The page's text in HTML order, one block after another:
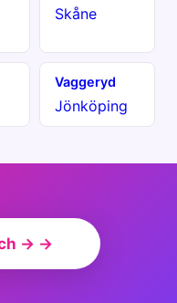
Skåne
Vaggeryd
Jönköping
→ →